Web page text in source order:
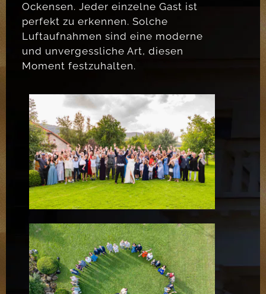
Ockensen. Jeder einzelne Gast ist
perfekt zu erkennen. Solche
Luftaufnahmen sind eine moderne
und unvergessliche Art, diesen
Moment festzuhalten.